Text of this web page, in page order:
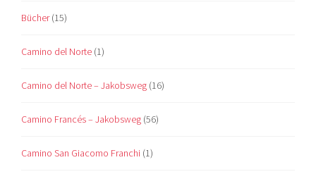
Bücher(15)
Camino del Norte (1)
Camino del Norte – Jakobsweg (16)
Camino Francés – Jakobsweg (56)
Camino San Giacomo Franchi (1)